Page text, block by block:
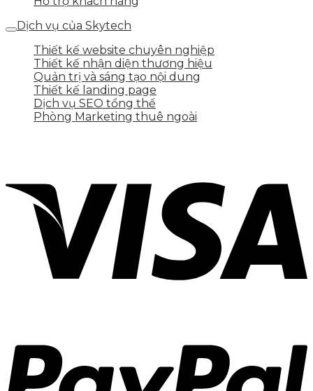
Dịch vụ của Skytech
Thiết kế website chuyên nghiệp
Thiết kế nhận diện thương hiệu
Quản trị và sáng tạo nội dung
Thiết kế landing page
Dịch vụ SEO tổng thể
Phòng Marketing thuê ngoài